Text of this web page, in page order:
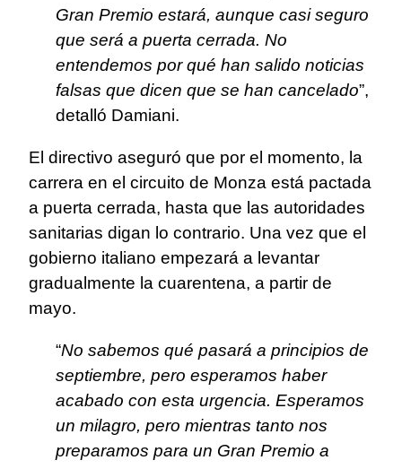
Gran Premio estará, aunque casi seguro
que será a puerta cerrada. No
entendemos por qué han salido noticias
falsas que dicen que se han cancelado”,
detalló Damiani.
El directivo aseguró que por el momento, la
carrera en el circuito de Monza está pactada
a puerta cerrada, hasta que las autoridades
sanitarias digan lo contrario. Una vez que el
gobierno italiano empezará a levantar
gradualmente la cuarentena, a partir de
mayo.
“No sabemos qué pasará a principios de
septiembre, pero esperamos haber
acabado con esta urgencia. Esperamos
un milagro, pero mientras tanto nos
preparamos para un Gran Premio a